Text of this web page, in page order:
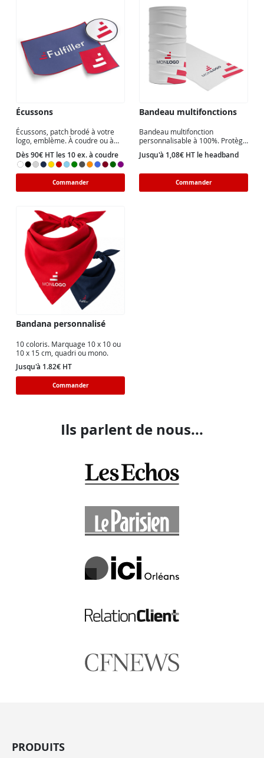
Écussons
Écussons, patch brodé à votre
logo, emblème. À coudre ou à
coller - Différents formats Dès
10 exemplaires
Dès 90€ HT les 10 ex. à coudre
Commander
Bandeau multifonctions
Bandeau multifonction
personnalisable à 100%. Protège
du vent et du froid, il éponge
facilement la transpiration.
Jusqu'à 1,08€ HT le headband
Commander
Bandana personnalisé
10 coloris. Marquage 10 x 10 ou
10 x 15 cm, quadri ou mono.
Jusqu'à 1.82€ HT
Commander
Ils parlent de nous...
PRODUITS